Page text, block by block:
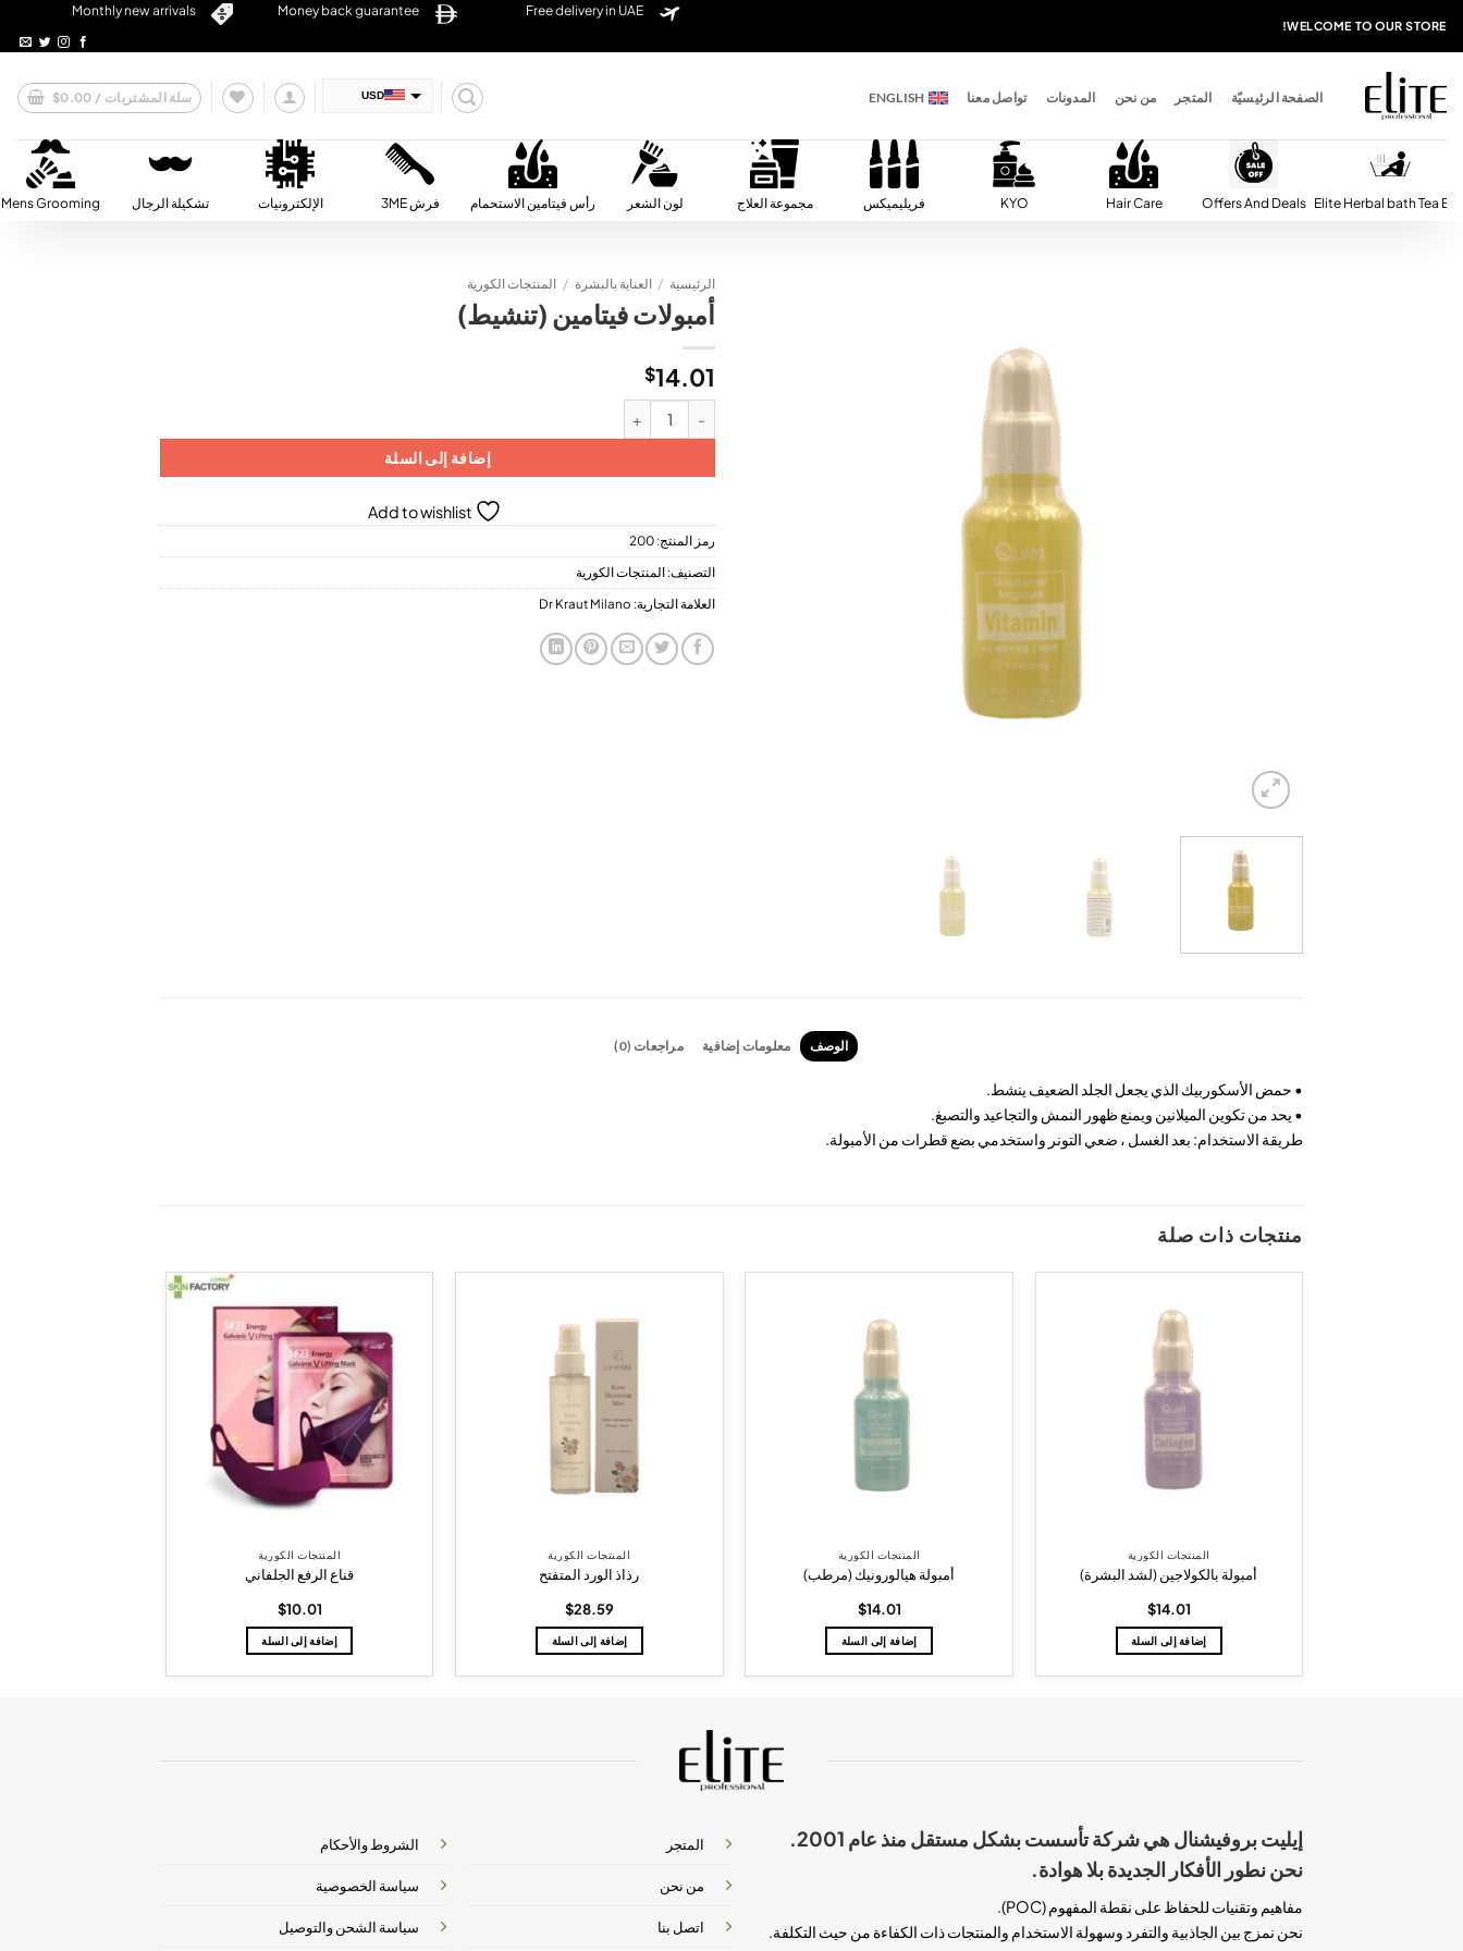
للمحتوى
WELCOME TO OUR STORE!
Free delivery in UAE
Money back guarantee
Monthly new arrivals
الصفحة الرئيسيّة المتجر من نحن المدونات تواصل معنا ENGLISH
USD
SAR
QAR
سلة المشتريات / $0.00
Elite Herbal bath Tea
Offers And Deals
Hair Care
KYO فريليميكس مجموعة العلاج لون الشعر رأس فيتامين الاستحمام فرش 3ME الإلكترونيات تشكيلة الرجال Mens Grooming
الرئيسية / العناية بالبشرة / المنتجات الكورية
أمبولات فيتامين (تنشيط)
$14.01
كمية أمبولات فيتامين (تنشيط)
إضافة إلى السلة
Add to wishlist
رمز المنتج: 200
التصنيف: المنتجات الكورية
العلامة التجارية: Dr Kraut Milano
الوصف معلومات إضافية مراجعات (0)
• حمض الأسكوربيك الذي يجعل الجلد الضعيف ينشط.
• يحد من تكوين الميلانين ويمنع ظهور النمش والتجاعيد والتصبغ.
طريقة الاستخدام: بعد الغسل ، ضعي التونر واستخدمي بضع قطرات من الأمبولة.
منتجات ذات صلة
المنتجات الكورية
أمبولة بالكولاجين (لشد البشرة)
$14.01
إضافة إلى السلة
المنتجات الكورية
أمبولة هيالورونيك (مرطب)
$14.01
إضافة إلى السلة
المنتجات الكورية
رذاذ الورد المتفتح
$28.59
إضافة إلى السلة
المنتجات الكورية
قناع الرفع الجلفاني
$10.01
إضافة إلى السلة
إيليت بروفيشنال هي شركة تأسست بشكل مستقل منذ عام 2001.
نحن نطور الأفكار الجديدة بلا هوادة.
مفاهيم وتقنيات للحفاظ على نقطة المفهوم (POC).
نحن نمزج بين الجاذبية والتفرد وسهولة الاستخدام والمنتجات ذات الكفاءة من حيث التكلفة.
المتجر
من نحن
اتصل بنا
الشروط والأحكام
سياسة الخصوصية
سياسة الشحن والتوصيل